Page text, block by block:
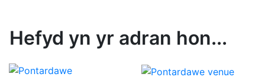
Hefyd yn yr adran hon...